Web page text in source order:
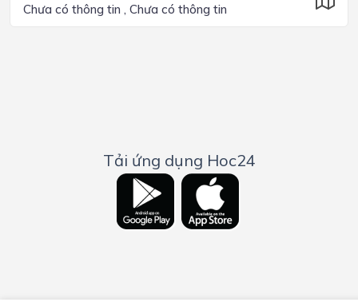
Chưa có thông tin , Chưa có thông tin
Tải ứng dụng Hoc24